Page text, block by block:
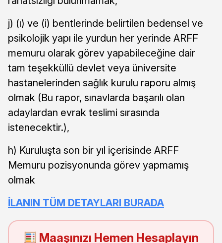
j) (ı) ve (i) bentlerinde belirtilen bedensel ve
psikolojik yapı ile yurdun her yerinde ARFF
memuru olarak görev yapabileceğine dair
tam teşekküllü devlet veya üniversite
hastanelerinden sağlık kurulu raporu almış
olmak (Bu rapor, sınavlarda başarılı olan
adaylardan evrak teslimi sırasında
istenecektir.),
h) Kuruluşta son bir yıl içerisinde ARFF
Memuru pozisyonunda görev yapmamış
olmak
İLANIN TÜM DETAYLARI BURADA
Maaşınızı Hemen Hesaplayın